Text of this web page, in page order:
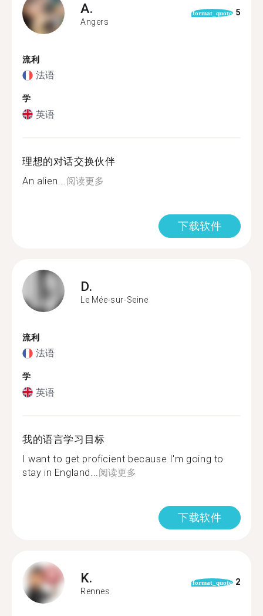
A.
Angers
format_quote 5
流利
法语
学
英语
理想的对话交换伙伴
An alien... 阅读更多
下载软件
D.
Le Mée-sur-Seine
流利
法语
学
英语
我的语言学习目标
I want to get proficient because I'm going to
stay in England... 阅读更多
下载软件
K.
Rennes
format_quote 2